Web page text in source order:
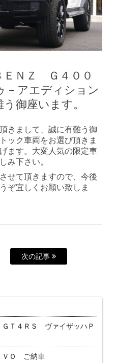
ＥＮＺ Ｇ４００
アエディション
御座います。
きまして、誠に有難う御
ック車両をお選び頂きま
ます。大変人気の限定車
み下さい。
せて頂きますので、今後
ぞ宜しくお願い致しま
次の記事
Ｔ４ＲＳ ヴァイザッハＰ
ＶＯ ご納車